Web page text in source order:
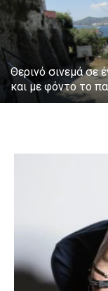
Θερινό σινεμά σε
και με φόντο το